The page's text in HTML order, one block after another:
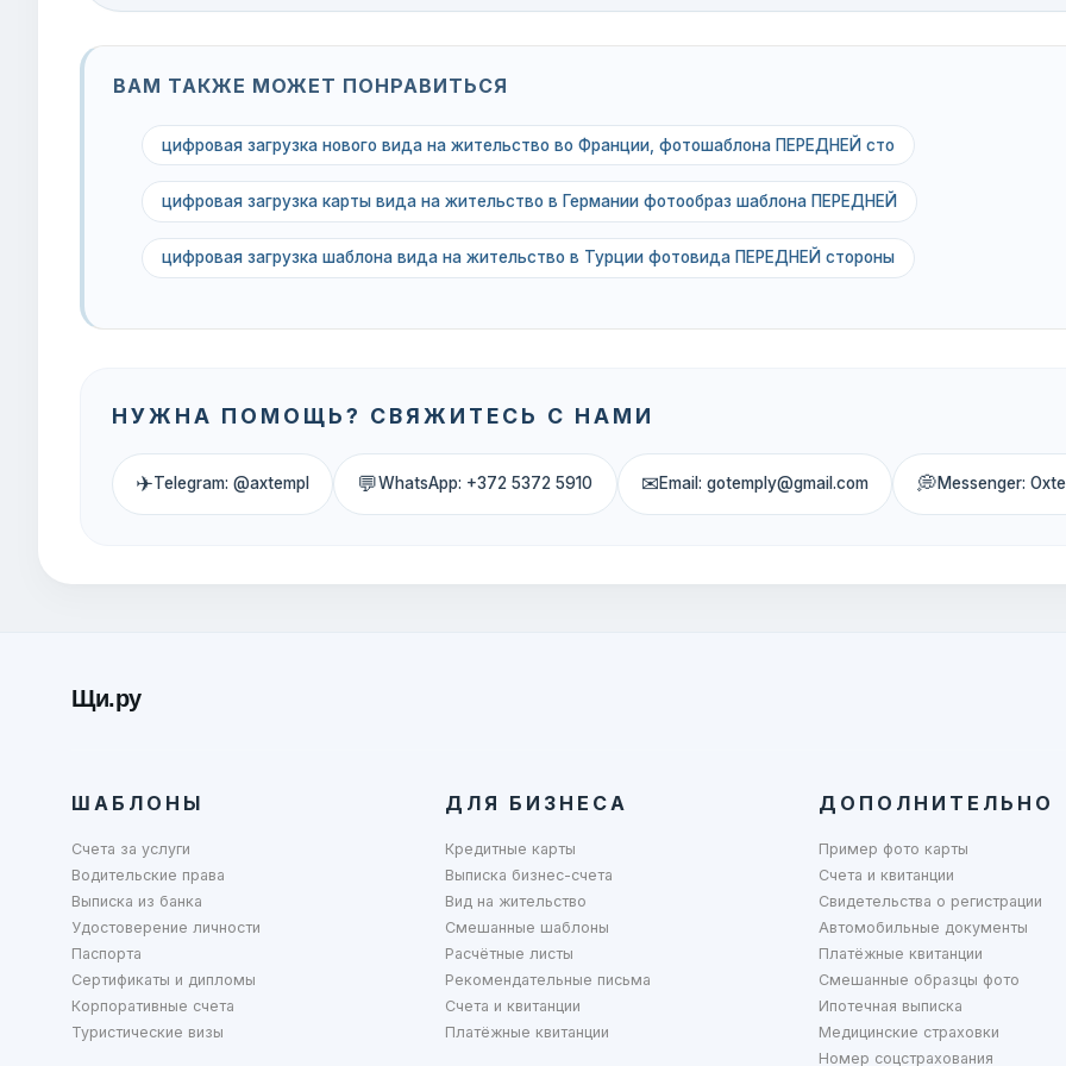
ВАМ ТАКЖЕ МОЖЕТ ПОНРАВИТЬСЯ
цифровая загрузка нового вида на жительство во Франции, фотошаблона ПЕРЕДНЕЙ сто
цифровая загрузка карты вида на жительство в Германии фотообраз шаблона ПЕРЕДНЕЙ
цифровая загрузка шаблона вида на жительство в Турции фотовида ПЕРЕДНЕЙ стороны
НУЖНА ПОМОЩЬ? СВЯЖИТЕСЬ С НАМИ
✈Telegram: @axtempl 💬WhatsApp: +372 5372 5910 ✉Email: gotemply@gmail.com 💭Messenger:
Щи.ру
ШАБЛОНЫ
Счета за услуги
Водительские права
Выписка из банка
Удостоверение личности
Паспорта
Сертификаты и дипломы
Корпоративные счета
Туристические визы
ДЛЯ БИЗНЕСА
Кредитные карты
Выписка бизнес-счета
Вид на жительство
Смешанные шаблоны
Расчётные листы
Рекомендательные письма
Счета и квитанции
Платёжные квитанции
ДОПОЛНИТЕЛЬНО
Пример фото карты
Счета и квитанции
Свидетельства о регистрации
Автомобильные документы
Платёжные квитанции
Смешанные образцы фото
Ипотечная выписка
Медицинские страховки
Номер соцстрахования